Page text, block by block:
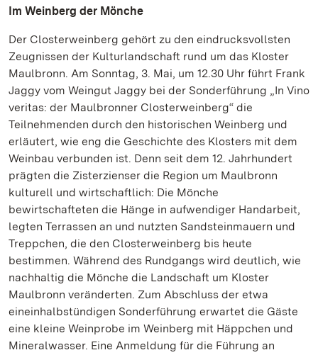
Im Weinberg der Mönche
Der Closterweinberg gehört zu den eindrucksvollsten
Zeugnissen der Kulturlandschaft rund um das Kloster
Maulbronn. Am Sonntag, 3. Mai, um 12.30 Uhr führt Frank
Jaggy vom Weingut Jaggy bei der Sonderführung „In Vino
veritas: der Maulbronner Closterweinberg“ die
Teilnehmenden durch den historischen Weinberg und
erläutert, wie eng die Geschichte des Klosters mit dem
Weinbau verbunden ist. Denn seit dem 12. Jahrhundert
prägten die Zisterzienser die Region um Maulbronn
kulturell und wirtschaftlich: Die Mönche
bewirtschafteten die Hänge in aufwendiger Handarbeit,
legten Terrassen an und nutzten Sandsteinmauern und
Treppchen, die den Closterweinberg bis heute
bestimmen. Während des Rundgangs wird deutlich, wie
nachhaltig die Mönche die Landschaft um Kloster
Maulbronn veränderten. Zum Abschluss der etwa
eineinhalbstündigen Sonderführung erwartet die Gäste
eine kleine Weinprobe im Weinberg mit Häppchen und
Mineralwasser. Eine Anmeldung für die Führung an